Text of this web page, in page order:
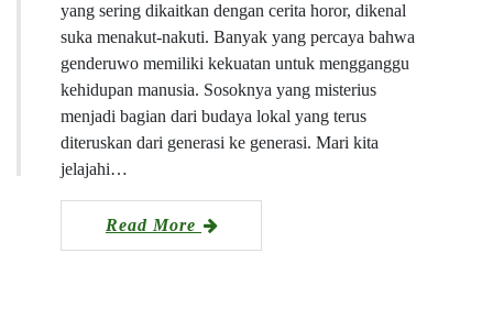
yang sering dikaitkan dengan cerita horor, dikenal
suka menakut-nakuti. Banyak yang percaya bahwa
genderuwo memiliki kekuatan untuk mengganggu
kehidupan manusia. Sosoknya yang misterius
menjadi bagian dari budaya lokal yang terus
diteruskan dari generasi ke generasi. Mari kita
jelajahi…
Read More